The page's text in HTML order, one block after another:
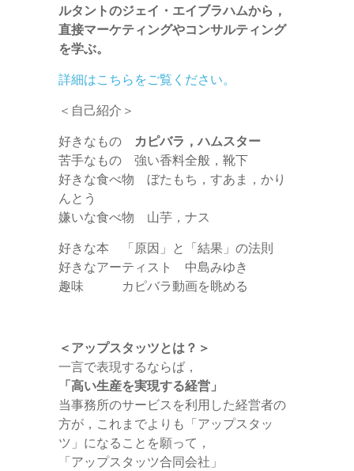
ルタントのジェイ・エイブラハムから，
直接マーケティングやコンサルティング
を学ぶ。
詳細はこちらをご覧ください。
＜自己紹介＞
好きなもの カピバラ，ハムスター
苦手なもの 強い香料全般，靴下
好きな食べ物 ぼたもち，すあま，かり
んとう
嫌いな食べ物 山芋，ナス
好きな本 「原因」と「結果」の法則
好きなアーティスト 中島みゆき
趣味 カピバラ動画を眺める
＜アップスタッツとは？＞
一言で表現するならば，
「高い生産を実現する経営」
当事務所のサービスを利用した経営者の
方が，これまでよりも「アップスタッ
ツ」になることを願って，
「アップスタッツ合同会社」